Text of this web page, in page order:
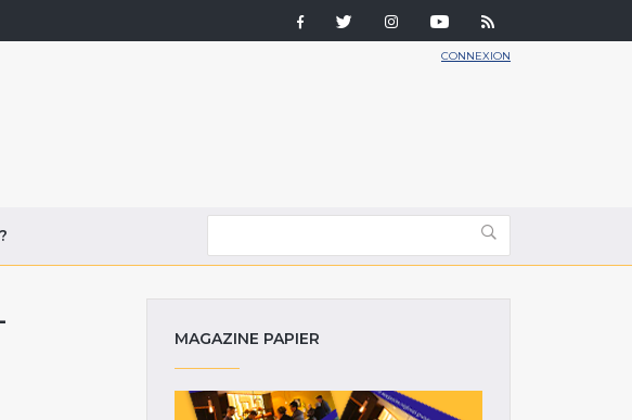
CONNEXION
MAGAZINE PAPIER